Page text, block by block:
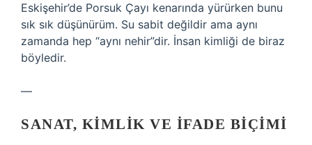
Eskişehir’de Porsuk Çayı kenarında yürürken bunu
sık sık düşünürüm. Su sabit değildir ama aynı
zamanda hep “aynı nehir”dir. İnsan kimliği de biraz
böyledir.
—
SANAT, KIMLIK VE IFADE BIÇIMI